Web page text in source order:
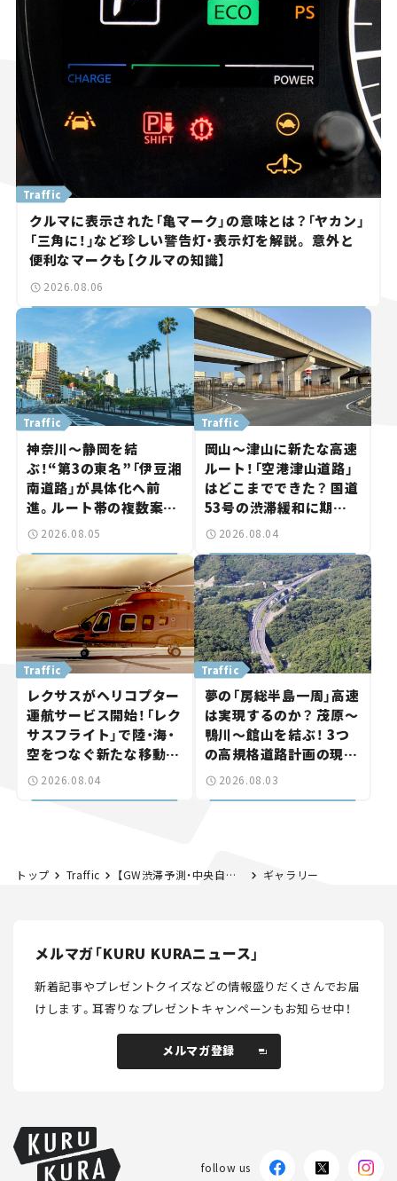
クルマに表示された「亀マーク」の意味とは？「ヤカン」
「三角に！」など珍しい警告灯・表示灯を解説。 意外と
便利なマークも【クルマの知識】
Traffic
2026.08.06
神奈川～静岡を結
ぶ！“第3の東名”「伊豆湘
南道路」が具体化へ前
進。ルート帯の複数案検
討へ。熱海まで信号ゼロ
道路計画】
Traffic
2026.08.05
岡山～津山に新たな高速
ルート！「空港津山道路」
はどこまでできた？ 国道
53号の渋滞緩和に期待。
岡山市側でも動きが【い
Traffic
2026.08.04
レクサスがヘリコプター
運航サービス開始！「レク
サスフライト」で陸・海・
空をつなぐ新たな移動体
験とは
Traffic
2026.08.04
夢の「房総半島一周」高速
は実現するのか？ 茂原～
鴨川～館山を結ぶ！ 3つ
の高規格道路計画の現
状。「館山鴨川道路」で検
Traffic
2026.08.03
トップ Traffic 【GW渋滞予測・中央自動車道】5月3日5時頃 相模湖IC付近（下り）で最大45kmの渋滞！4日6時頃も40kmの渋滞に注意！ ギャラリー
メルマガ「KURU KURAニュース」
新着記事やプレゼントクイズなどの情報盛りだくさんでお届
けします。耳寄りなプレゼントキャンペーンもお知らせ中！
メルマガ登録
follow us